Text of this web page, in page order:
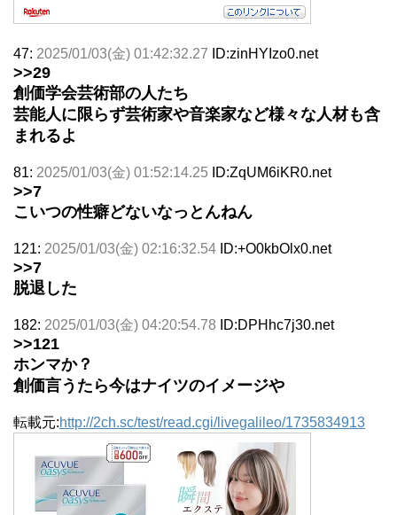
47: 2025/01/03(金) 01:42:32.27 ID:zinHYIzo0.net
>>29
創価学会芸術部の人たち
芸能人に限らず芸術家や音楽家など様々な人材も含
まれるよ
81: 2025/01/03(金) 01:52:14.25 ID:ZqUM6iKR0.net
>>7
こいつの性癖どないなっとんねん
121: 2025/01/03(金) 02:16:32.54 ID:+O0kbOlx0.net
>>7
脱退した
182: 2025/01/03(金) 04:20:54.78 ID:DPHhc7j30.net
>>121
ホンマか？
創価言うたら今はナイツのイメージや
転載元:http://2ch.sc/test/read.cgi/livegalileo/1735834913